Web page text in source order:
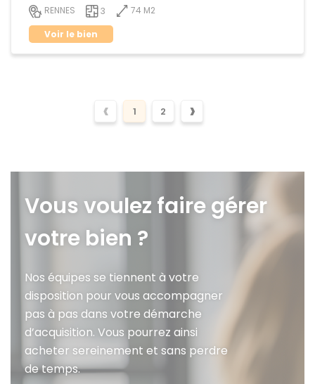
RENNES 3
74 M2
Voir le bien
‹ 1 2 ›
Vous voulez faire gérer
votre bien ?
Nos équipes se tiennent à votre
disposition pour vous accompagner
pas à pas dans votre démarche
d’acquisition. Vous pourrez ainsi
acheter sereinement et sans perdre
de temps.